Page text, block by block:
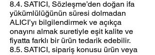
8.4. SATICI, Sözleşme’den doğan ifa
yükümlülüğünün süresi dolmadan
ALICI’yı bilgilendirmek ve açıkça
onayını almak suretiyle eşit kalite ve
fiyatta farklı bir ürün tedarik edebilir.
8.5. SATICI, sipariş konusu ürün veya